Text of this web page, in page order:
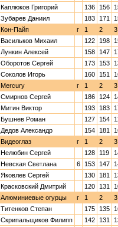
Каплюков Григорий
136 156
Зубарев Даниил
183 171
Кон-Пайп г 1 2
3
Васильков Михаил
122 198
Лункин Алексей
158 147
Оборотов Сергей
173 153
Соколов Игорь
160 151
Mercury г 1 2
3
Смирнов Сергей
186 124
Митин Виктор
193 183
Бушнев Роман
127 154
Дедов Александр
154 181
Видеоглаз г 1 2
3
Нелюбин Сергей
128 119
Невская Светлана
6 153 147
Яковлев Сергей
130 181
Красковский Дмитрий
120 131
Алюминиевые огурцы г 1 2
3
Титенков Степан
175 135
Скрипальщиков Филипп
142 131